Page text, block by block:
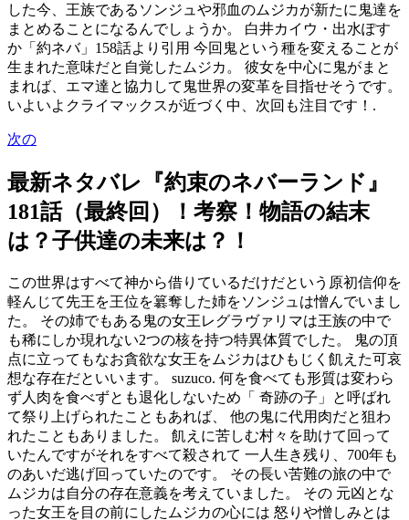
した今、王族であるソンジュや邪血のムジカが新たに鬼達を
まとめることになるんでしょうか。 白井カイウ・出水ぽす
か「約ネバ」158話より引用 今回鬼という種を変えることが
生まれた意味だと自覚したムジカ。 彼女を中心に鬼がまと
まれば、エマ達と協力して鬼世界の変革を目指せそうです。
いよいよクライマックスが近づく中、次回も注目です！.
次の
最新ネタバレ『約束のネバーランド』
181話（最終回）！考察！物語の結末
は？子供達の未来は？！
この世界はすべて神から借りているだけだという原初信仰を
軽んじて先王を王位を簒奪した姉をソンジュは憎んでいまし
た。 その姉でもある鬼の女王レグラヴァリマは王族の中で
も稀にしか現れない2つの核を持つ特異体質でした。 鬼の頂
点に立ってもなお貪欲な女王をムジカはひもじく飢えた可哀
想な存在だといいます。 suzuco. 何を食べても形質は変わら
ず人肉を食べずとも退化しないため「 奇跡の子」と呼ばれ
て祭り上げられたこともあれば、 他の鬼に代用肉だと狙わ
れたこともありました。 飢えに苦しむ村々を助けて回って
いたんですがそれをすべて殺されて 一人生き残り、700年も
のあいだ逃げ回っていたのです。 その長い苦難の旅の中で
ムジカは自分の存在意義を考えていました。 その 元凶とな
った女王を目の前にしたムジカの心には 怒りや憎しみとは